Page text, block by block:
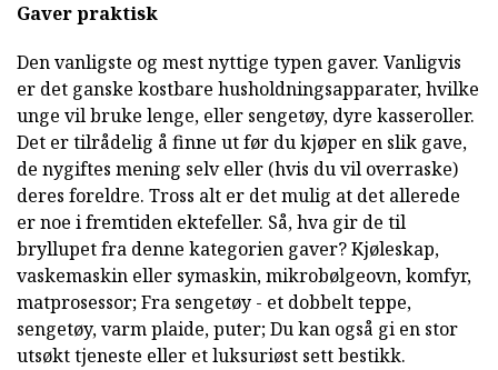
Gaver praktisk
Den vanligste og mest nyttige typen gaver. Vanligvis
er det ganske kostbare husholdningsapparater, hvilke
unge vil bruke lenge, eller sengetøy, dyre kasseroller.
Det er tilrådelig å finne ut før du kjøper en slik gave,
de nygiftes mening selv eller (hvis du vil overraske)
deres foreldre. Tross alt er det mulig at det allerede
er noe i fremtiden ektefeller. Så, hva gir de til
bryllupet fra denne kategorien gaver? Kjøleskap,
vaskemaskin eller symaskin, mikrobølgeovn, komfyr,
matprosessor; Fra sengetøy - et dobbelt teppe,
sengetøy, varm plaide, puter; Du kan også gi en stor
utsøkt tjeneste eller et luksuriøst sett bestikk.